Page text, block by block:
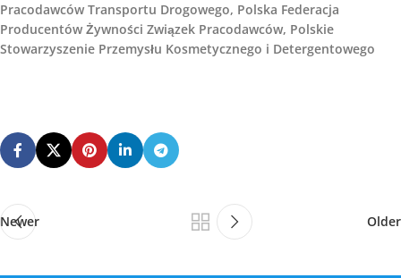
Pracodawców Transportu Drogowego, Polska Federacja
Producentów Żywności Związek Pracodawców, Polskie
Stowarzyszenie Przemysłu Kosmetycznego i Detergentowego
Newer Older